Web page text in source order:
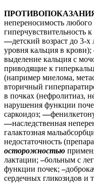
непереносимость
гиперчувствительность
—детский возраст до 3-х
уровня кальция в крови);
выделение кальция с
приводящие к
(например миелома,
вторичный
в почках (нефролитиаз,
нарушения функции
саркоидоз;—
—наследственная
галактозная
недостаточность
осторожностью
лактации;–больным с
функции почек;–
сердечных гликозидов и